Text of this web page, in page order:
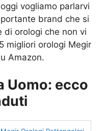
vogliamo parlarvi
brand che si
di orologi che non vi
migliori orologi Megir
Amazon.
Uomo: ecco